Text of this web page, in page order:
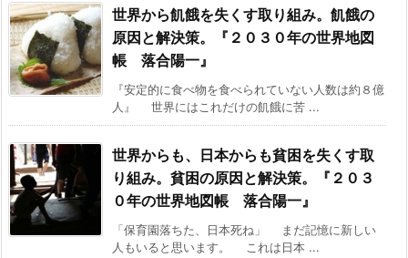
世界から飢餓を失くす取り組み。飢餓の
原因と解決策。『２０３０年の世界地図
帳 落合陽一』
『安定的に食べ物を食べられていない人数は約８億
人』 世界にはこれだけの飢餓に苦 ...
世界からも、日本からも貧困を失くす取
り組み。貧困の原因と解決策。『２０３
０年の世界地図帳 落合陽一』
「保育園落ちた、日本死ね」 まだ記憶に新しい
人もいると思います。 これは日本 ...